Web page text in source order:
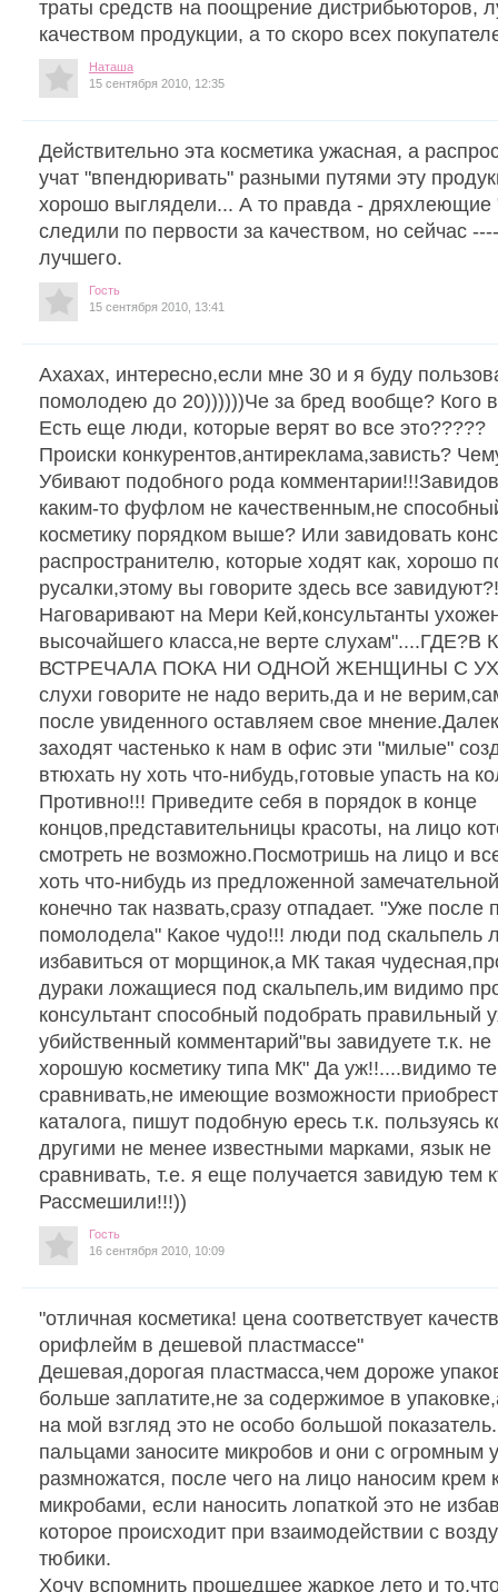
траты средств на поощрение дистрибьюторов,
качеством продукции, а то скоро всех
Наташа
15 сентября 2010, 12:35
Действительно эта косметика ужасная, а
учат "впендюривать" разными путями эту
хорошо выглядели... А то правда - дряхлеющие
следили по первости за качеством, но сейчас
лучшего.
Гость
15 сентября 2010, 13:41
Ахахах, интересно,если мне 30 и я буду
помолодею до 20))))))Че за бред вообще? Кого
Есть еще люди, которые верят во все это?????
Происки конкурентов,антиреклама,зависть?
Убивают подобного рода
каким-то фуфлом не качественным,не
косметику порядком выше? Или завидовать
распространителю, которые ходят как, хорошо
русалки,этому вы говорите здесь все
Наговаривают на Мери Кей,консультанты
высочайшего класса,не верте
ВСТРЕЧАЛА ПОКА НИ ОДНОЙ ЖЕНЩИНЫ С
слухи говорите не надо верить,да и не
после увиденного оставляем свое
заходят частенько к нам в офис эти "милые"
втюхать ну хоть что-нибудь,готовые упасть на
Противно!!! Приведите себя в порядок в конце
концов,представительницы красоты, на лицо
смотреть не возможно.Посмотришь на лицо и
хоть что-нибудь из предложенной
конечно так назвать,сразу отпадает. "Уже
помолодела" Какое чудо!!! люди под скальпель
избавиться от морщинок,а МК такая
дураки ложащиеся под скальпель,им видимо
консультант способный подобрать правильный
убийственный комментарий"вы завидуете т.к. не
хорошую косметику типа МК" Да уж!!....видимо
сравнивать,не имеющие возможности
каталога, пишут подобную ересь т.к. пользуясь
другими не менее известными марками, язык не
сравнивать, т.е. я еще получается завидую тем
Рассмешили!!!))
Гость
16 сентября 2010, 10:09
"отличная косметика! цена соответствует
орифлейм в дешевой пластмассе"
Дешевая,дорогая пластмасса,чем дороже
больше заплатите,не за содержимое в
на мой взгляд это не особо большой
пальцами заносите микробов и они с огромным
размножатся, после чего на лицо наносим
микробами, если наносить лопаткой это не
которое происходит при взаимодействии с
тюбики.
Хочу вспомнить прошедшее жаркое лето и